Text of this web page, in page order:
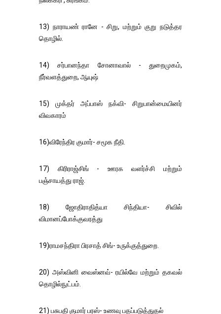
13) நாராயண் ரானே - சிறு, மற்றும் குறு நடுத்தர
தொழில்.
14) சர்பானந்தா சோனாவால் - துறைமுகம்,
நீர்வளத்துறை, ஆயுஷ்
15) முக்தர் அப்பாஸ் நக்வி- சிறுபான்மையினர்
விவகாரம்
16)விரேந்திர குமார்- சமூக நீதி.
17) கிரிராஜ்சிங் - ஊரக வளர்ச்சி மற்றும்
பஞ்சாயத்து ராஜ்.
18) ஜோதிராதித்யா சிந்தியா- சிவில்
விமானப்போக்குவரத்து
19)ராமசந்திரா பிரசாத் சிங்- உருக்குத்துறை.
20) அஸ்வினி வைஸ்னவ்- ரயில்வே மற்றும் தகவல்
தொழில்நுட்பம்.
21) பசுபதி குமார் பரஸ்- உணவு பதப்படுத்துதல்